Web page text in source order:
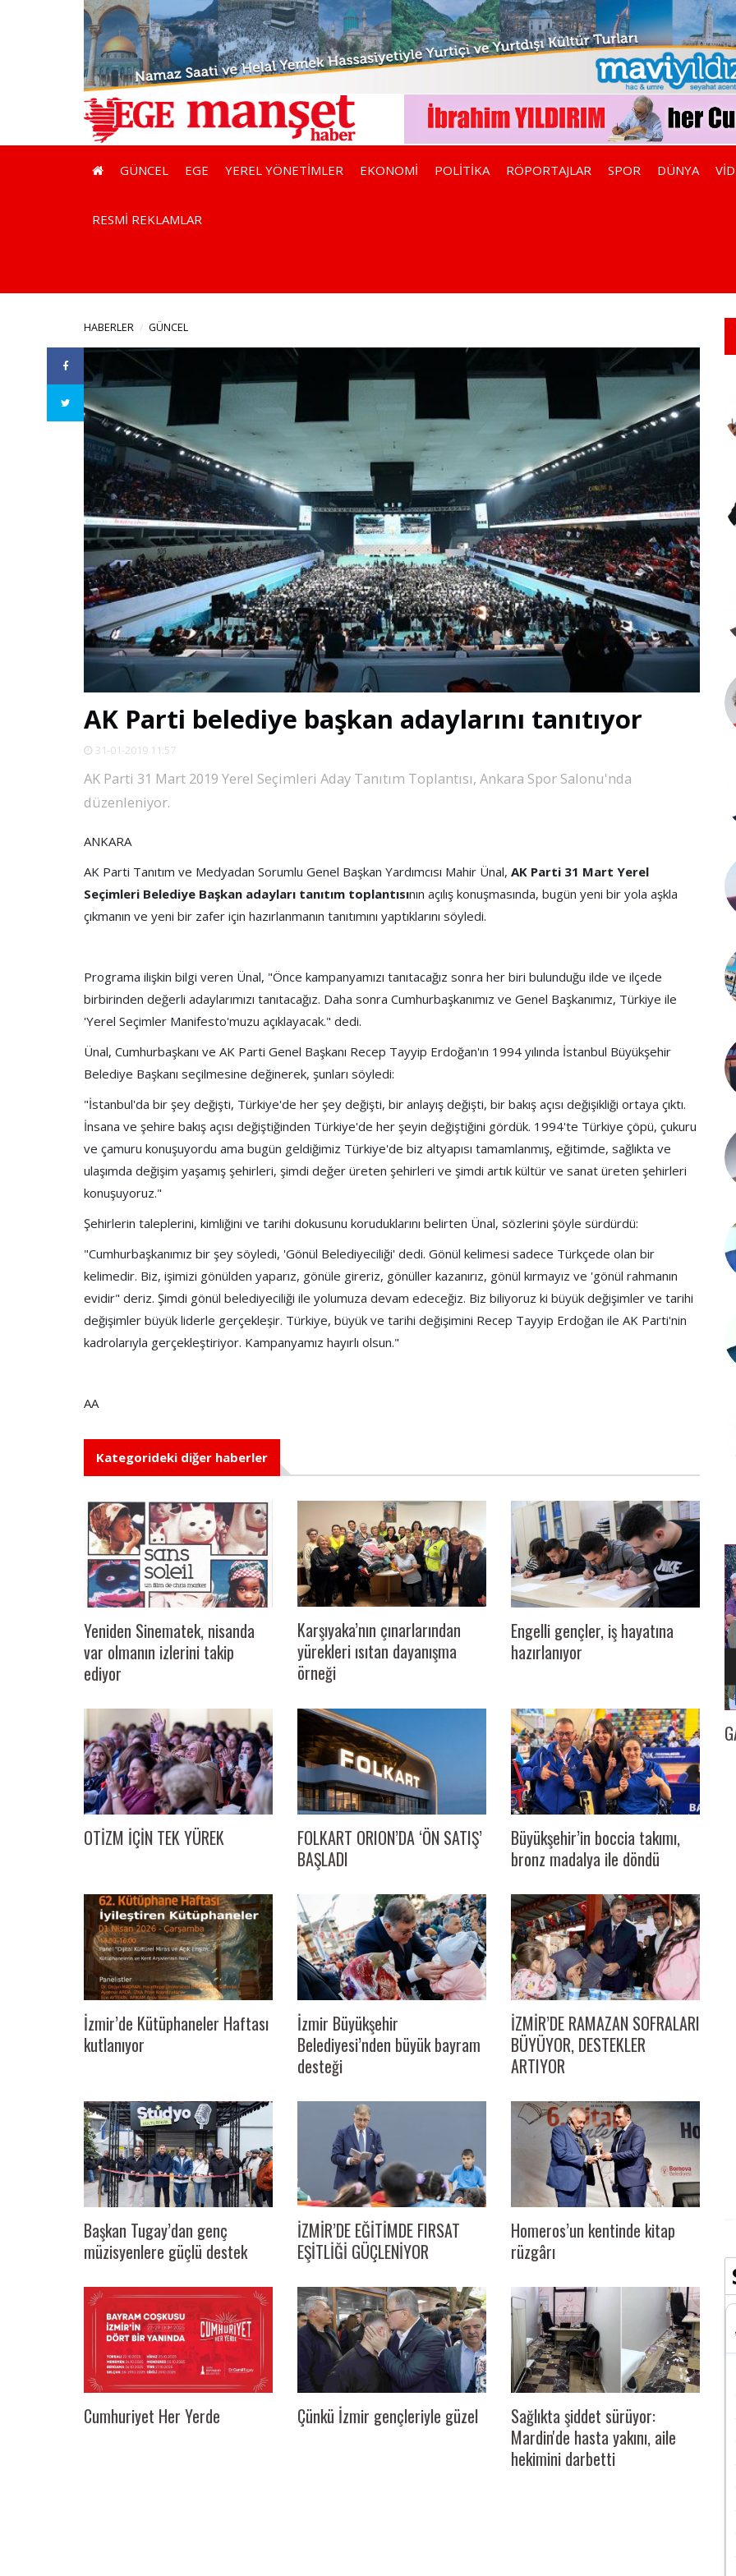
GÜNCEL EGE YEREL YÖNETİMLER EKONOMİ POLİTİKA RÖPORTAJLAR SPOR DÜNYA
RESMİ REKLAMLAR
HABERLER GÜNCEL
AK Parti belediye başkan adaylarını tanıtıyor
31-01-2019 11:57
AK Parti 31 Mart 2019 Yerel Seçimleri Aday Tanıtım Toplantısı, Ankara Spor Salonu'nda
düzenleniyor.
ANKARA
AK Parti Tanıtım ve Medyadan Sorumlu Genel Başkan Yardımcısı Mahir Ünal, AK Parti 31 Mart Yerel
Seçimleri Belediye Başkan adayları tanıtım toplantısının açılış konuşmasında, bugün yeni bir yola aşkla
çıkmanın ve yeni bir zafer için hazırlanmanın tanıtımını yaptıklarını söyledi.
Programa ilişkin bilgi veren Ünal, "Önce kampanyamızı tanıtacağız sonra her biri bulunduğu ilde ve ilçede
birbirinden değerli adaylarımızı tanıtacağız. Daha sonra Cumhurbaşkanımız ve Genel Başkanımız, Türkiye ile
'Yerel Seçimler Manifesto'muzu açıklayacak." dedi.
Ünal, Cumhurbaşkanı ve AK Parti Genel Başkanı Recep Tayyip Erdoğan'ın 1994 yılında İstanbul Büyükşehir
Belediye Başkanı seçilmesine değinerek, şunları söyledi:
"İstanbul'da bir şey değişti, Türkiye'de her şey değişti, bir anlayış değişti, bir bakış açısı değişikliği ortaya çıktı.
İnsana ve şehire bakış açısı değiştiğinden Türkiye'de her şeyin değiştiğini gördük. 1994'te Türkiye çöpü, çukuru
ve çamuru konuşuyordu ama bugün geldiğimiz Türkiye'de biz altyapısı tamamlanmış, eğitimde, sağlıkta ve
ulaşımda değişim yaşamış şehirleri, şimdi değer üreten şehirleri ve şimdi artık kültür ve sanat üreten şehirleri
konuşuyoruz."
Şehirlerin taleplerini, kimliğini ve tarihi dokusunu koruduklarını belirten Ünal, sözlerini şöyle sürdürdü:
"Cumhurbaşkanımız bir şey söyledi, 'Gönül Belediyeciliği' dedi. Gönül kelimesi sadece Türkçede olan bir
kelimedir. Biz, işimizi gönülden yaparız, gönüle gireriz, gönüller kazanırız, gönül kırmayız ve 'gönül rahmanın
evidir" deriz. Şimdi gönül belediyeciliği ile yolumuza devam edeceğiz. Biz biliyoruz ki büyük değişimler ve tarihi
değişimler büyük liderle gerçekleşir. Türkiye, büyük ve tarihi değişimini Recep Tayyip Erdoğan ile AK Parti'nin
kadrolarıyla gerçekleştiriyor. Kampanyamız hayırlı olsun."
AA
Kategorideki diğer haberler
Yeniden Sinematek, nisanda
var olmanın izlerini takip
ediyor
Karşıyaka’nın çınarlarından
yürekleri ısıtan dayanışma
örneği
Engelli gençler, iş hayatına
hazırlanıyor
OTİZM İÇİN TEK YÜREK
FOLKART ORION’DA ‘ÖN SATIŞ’
BAŞLADI
Büyükşehir’in boccia takımı,
bronz madalya ile döndü
İzmir’de Kütüphaneler Haftası
kutlanıyor
İzmir Büyükşehir
Belediyesi’nden büyük bayram
desteği
İZMİR’DE RAMAZAN SOFRALARI
BÜYÜYOR, DESTEKLER
ARTIYOR
Başkan Tugay’dan genç
müzisyenlere güçlü destek
İZMİR’DE EĞİTİMDE FIRSAT
EŞİTLİĞİ GÜÇLENİYOR
Homeros’un kentinde kitap
rüzgârı
Cumhuriyet Her Yerde Çünkü İzmir gençleriyle güzel
Sağlıkta şiddet sürüyor:
Mardin'de hasta yakını, aile
hekimini darbetti
MAVİ YILDIZ TURİZM VE HAZIR TUR’A İZMİR
TURİZM FUARI’NDA BÜYÜK İLGİ
GAZETECİ KENAN TOKGÖZ’E 25. YIL BERATI…